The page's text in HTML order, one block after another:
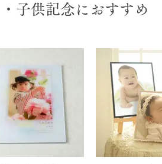
子供記念におすすめ